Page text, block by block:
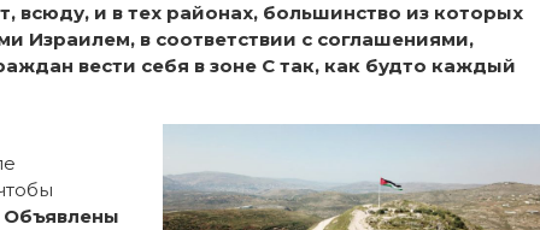
всюду, и в тех районах, большинство из которых
Израилем, в соответствии с соглашениями,
вести себя в зоне С так, как будто каждый
Объявлены